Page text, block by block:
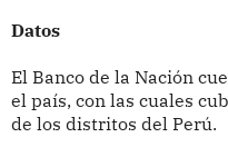
Datos
El Banco de la Nación
el país, con las cuales
de los distritos del Perú.